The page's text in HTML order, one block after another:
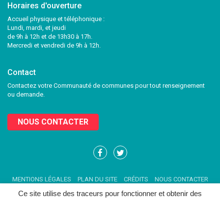
Ce site utilise des traceurs pour fonctionner et obtenir des
Horaires d'ouverture
Accueil physique et téléphonique :
Lundi, mardi, et jeudi
de 9h à 12h et de 13h30 à 17h.
Mercredi et vendredi de 9h à 12h.
Contact
Contactez votre Communauté de communes pour tout renseignement
ou demande.
NOUS CONTACTER
Lien
compte
Facebook
Lien
compte
Twitter
MENTIONS LÉGALES PLAN DU SITE CRÉDITS NOUS CONTACTER